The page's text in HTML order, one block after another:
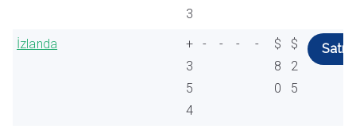
3
İzlanda
+
3
5
4
- - - -
$
8
0
$
2
5
Satın